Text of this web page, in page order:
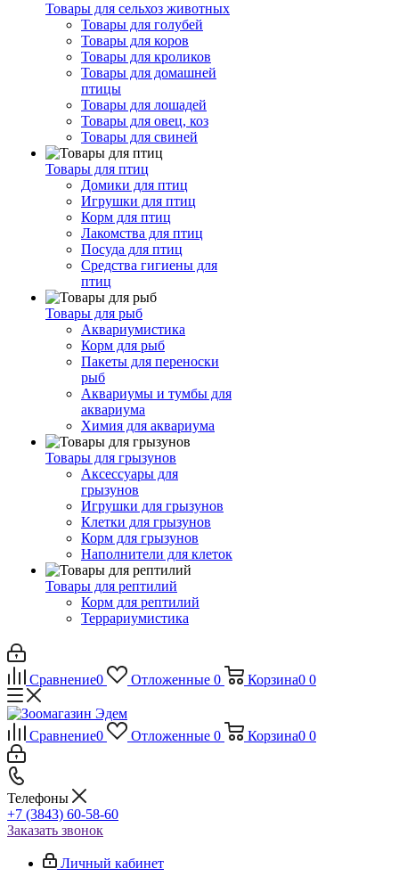
Товары для сельхоз животных
Товары для голубей
Товары для коров
Товары для кроликов
Товары для домашней
птицы
Товары для лошадей
Товары для овец, коз
Товары для свиней
Товары для птиц
Домики для птиц
Игрушки для птиц
Корм для птиц
Лакомства для птиц
Посуда для птиц
Средства гигиены для
птиц
Товары для рыб
Аквариумистика
Корм для рыб
Пакеты для переноски
рыб
Аквариумы и тумбы для
аквариума
Химия для аквариума
Товары для грызунов
Аксессуары для
грызунов
Игрушки для грызунов
Клетки для грызунов
Корм для грызунов
Наполнители для клеток
Товары для рептилий
Корм для рептилий
Террариумистика
Сравнение0 Отложенные 0 Корзина0 0
Сравнение0 Отложенные 0 Корзина0 0
Телефоны
+7 (3843) 60-58-60
Заказать звонок
Личный кабинет